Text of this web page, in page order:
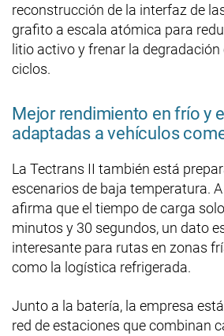
reconstrucción de la interfaz de
grafito a escala atómica para
litio activo y frenar la degradación
ciclos.
Mejor rendimiento en frío y
adaptadas a vehículos
La Tectrans II también está
escenarios de baja temperatura. A
afirma que el tiempo de carga
minutos y 30 segundos, un dato
interesante para rutas en zonas
como la logística refrigerada.
Junto a la batería, la empresa
red de estaciones que combinan